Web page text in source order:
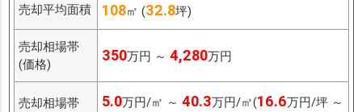
売却平均面積 108㎡ (32.8坪)
売却相場帯
(価格)
350万円 ～ 4,280万円
売却相場帯
5.0万円/㎡ ～ 40.3万円/㎡(16.6万円/坪 ～